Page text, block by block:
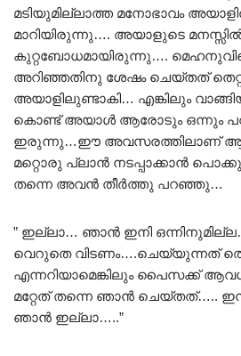
മടിയുമില്ലാത്ത മനോഭാവം
മാറിയിരുന്നു…. അയാളുടെ
കുറ്റബോധമായിരുന്നു….
അറിഞ്ഞതിനു ശേഷം ചെയ്തത്
അയാളിലുണ്ടാകി… എങ്കിലും
കൊണ്ട് അയാൾ ആരോടും ഒന്നും
ഇരുന്നു…ഈ അവസരത്തിലാണ്
മറ്റൊരു പ്ലാൻ നടപ്പാക്കാൻ
തന്നെ അവൻ തീർത്തു പറഞ്ഞു…
” ഇല്ലാ… ഞാൻ ഇനി
വെറുതെ വിടണം….ചെയ്യുന്നത്
എന്നറിയാമെങ്കിലും പൈസക്ക്
മറ്റേത് തന്നെ ഞാൻ ചെയ്തത്…..
ഞാൻ ഇല്ലാ…..”